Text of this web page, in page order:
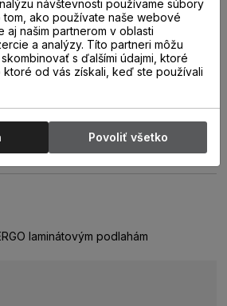
laminátovým podlahám
návštevnosti používame súbory
ako používate naše webové
aj našim partnerom v oblasti
a analýzy. Títo partneri môžu
s ďalšími údajmi, ktoré
ktoré od vás získali, keď ste používali
Povoliť všetko